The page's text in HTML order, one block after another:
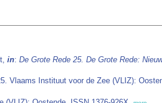
in: De Grote Rede 25. De Grote Rede:
Vlaams Instituut voor de Zee (VLIZ):